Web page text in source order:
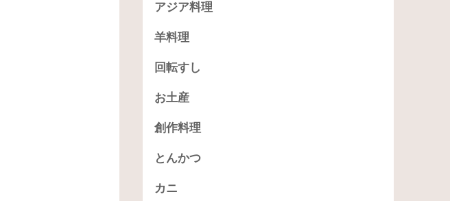
アジア料理
羊料理
回転すし
お土産
創作料理
とんかつ
カニ